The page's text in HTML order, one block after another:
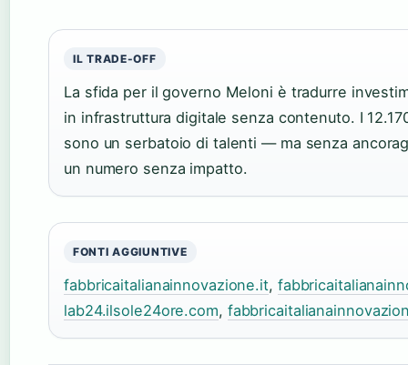
IL TRADE-OFF
La sfida per il governo Meloni è tradurre
in infrastruttura digitale senza contenuto. I
sono un serbatoio di talenti — ma senza
un numero senza impatto.
FONTI AGGIUNTIVE
fabbricaitalianainnovazione.it,
lab24.ilsole24ore.com,